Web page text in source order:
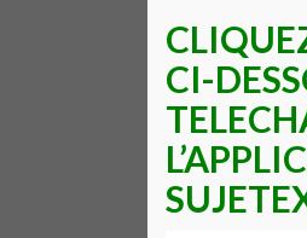
CI-